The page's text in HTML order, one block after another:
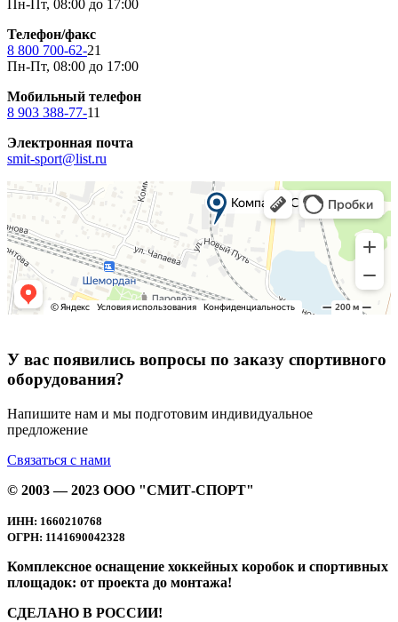
Пн-Пт, 08:00 до 17:00
Телефон/факс
8 800 700-62-21
Пн-Пт, 08:00 до 17:00
Мобильный телефон
8 903 388-77-11
Электронная почта
smit-sport@list.ru
У вас появились вопросы по заказу спортивного
оборудования?
Напишите нам и мы подготовим индивидуальное
предложение
Связаться с нами
© 2003 — 2023 ООО "СМИТ-СПОРТ"
ИНН: 1660210768
ОГРН: 1141690042328
Комплексное оснащение хоккейных коробок и спортивных
площадок: от проекта до монтажа!
СДЕЛАНО В РОССИИ!